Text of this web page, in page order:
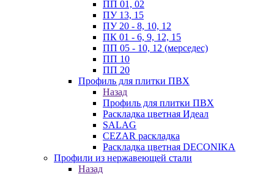
ПП 01, 02
ПУ 13, 15
ПУ 20 - 8, 10, 12
ПК 01 - 6, 9, 12, 15
ПП 05 - 10, 12 (мерседес)
ПП 10
ПП 20
Профиль для плитки ПВХ
Назад
Профиль для плитки ПВХ
Раскладка цветная Идеал
SALAG
CEZAR раскладка
Раскладка цветная DECONIKA
Профили из нержавеющей стали
Назад